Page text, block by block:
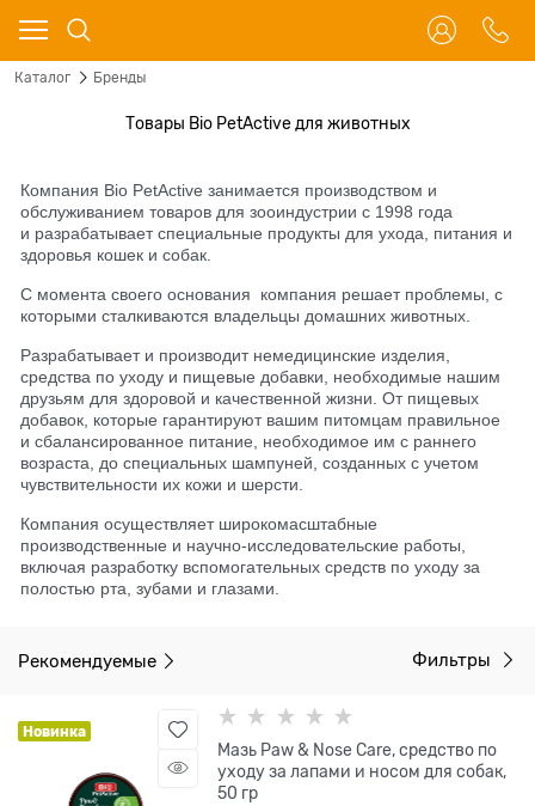
Каталог Бренды
Товары Bio PetActive для животных
Компания Bio PetActive занимается производством и
обслуживанием товаров для зооиндустрии с 1998 года
и разрабатывает специальные продукты для ухода, питания и
здоровья кошек и собак.
С момента своего основания компания решает проблемы, с
которыми сталкиваются владельцы домашних животных.
Разрабатывает и производит немедицинские изделия,
средства по уходу и пищевые добавки, необходимые нашим
друзьям для здоровой и качественной жизни. От пищевых
добавок, которые гарантируют вашим питомцам правильное
и сбалансированное питание, необходимое им с раннего
возраста, до специальных шампуней, созданных с учетом
чувствительности их кожи и шерсти.
Компания осуществляет широкомасштабные
производственные и научно-исследовательские работы,
включая разработку вспомогательных средств по уходу за
полостью рта, зубами и глазами.
Рекомендуемые Фильтры
Новинка
Мазь Paw & Nose Care, средство по
уходу за лапами и носом для собак,
50 гр